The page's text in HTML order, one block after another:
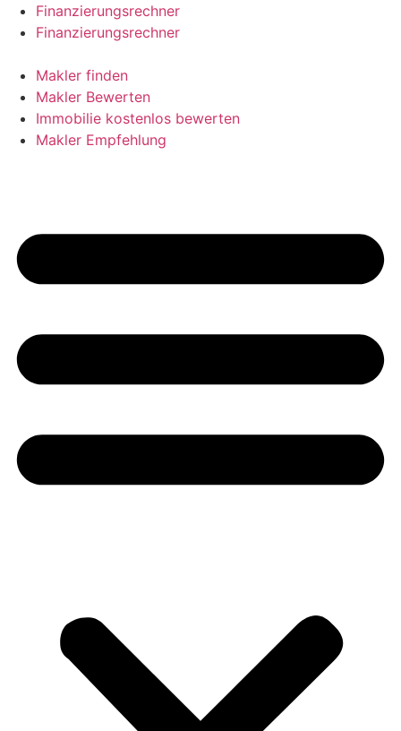
Skip
Finanzierungsrechner
Finanzierungsrechner
Makler finden
Makler Bewerten
Immobilie kostenlos bewerten
Makler Empfehlung